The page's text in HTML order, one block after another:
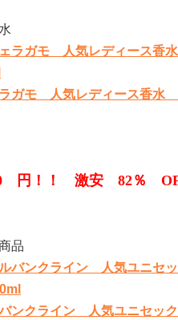
ガモ 人気レディース香水
円！！ 激安 82％
品
ンクライン 人気ユニセッ